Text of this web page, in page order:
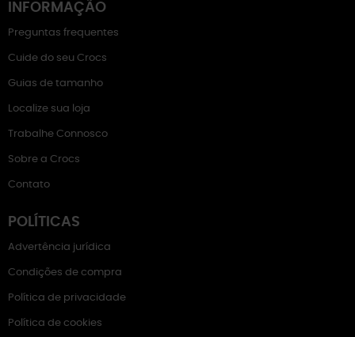
INFORMAÇÃO
Preguntas frequentes
Cuide do seu Crocs
Guias de tamanho
Localize sua loja
Trabalhe Connosco
Sobre a Crocs
Contato
POLÍTICAS
Advertência jurídica
Condições de compra
Política de privacidade
Política de cookies